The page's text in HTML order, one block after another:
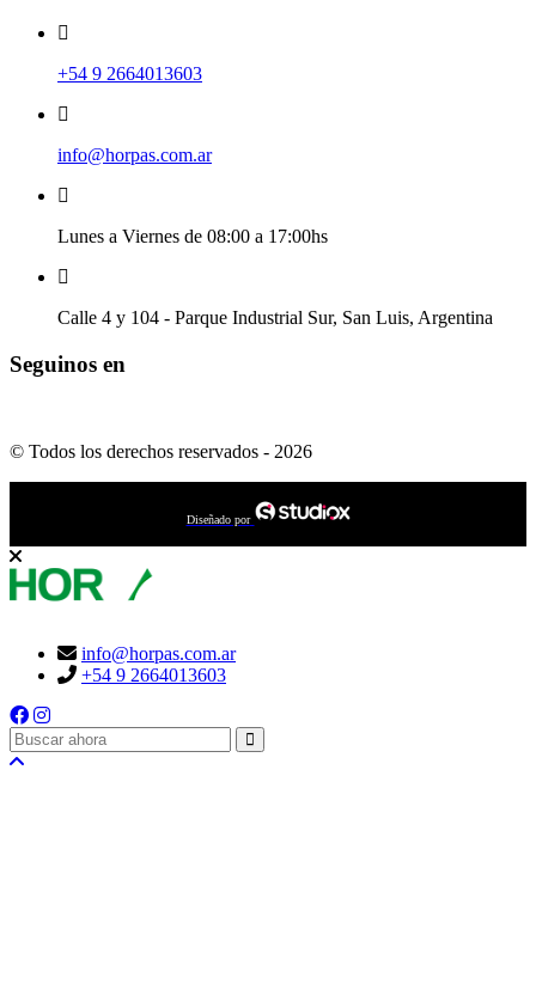
+54 9 2664013603
info@horpas.com.ar
Lunes a Viernes de 08:00 a 17:00hs
Calle 4 y 104 - Parque Industrial Sur, San Luis, Argentina
Seguinos en
© Todos los derechos reservados - 2026
Diseñado por
info@horpas.com.ar
+54 9 2664013603
buscar